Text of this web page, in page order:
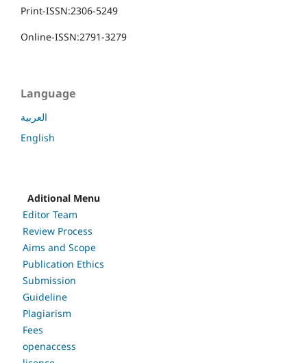
Print-ISSN:2306-5249
Online-ISSN:2791-3279
Language
العربية
English
Aditional Menu
Editor Team
Review Process
Aims and Scope
Publication Ethics
Submission
Guideline
Plagiarism
Fees
openaccess